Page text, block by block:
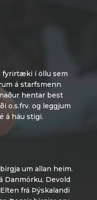
fyrirtæki í öllu sem
á starfsmenn
hentar best
o.s.frv. og leggjum
á háu stigi.
um allan heim.
Danmörku, Devold
frá Þýskalandi